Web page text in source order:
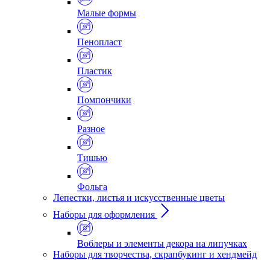
Малые формы
Пенопласт
Пластик
Помпончики
Разное
Тишью
Фольга
Лепестки, листья и искусственные цветы
Наборы для оформления
Воблеры и элементы декора на липучках
Наборы для творчества, скрапбукинг и хендмейд